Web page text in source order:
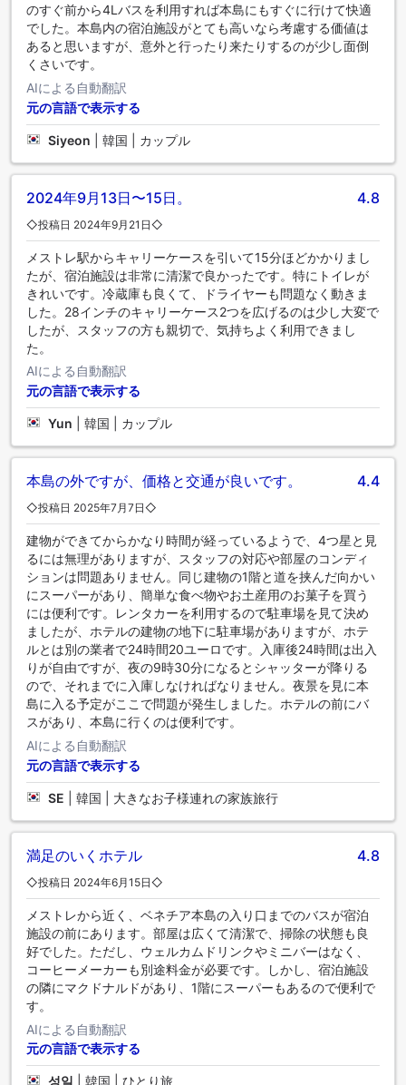
のすぐ前から4Lバスを利用すれば本島にもすぐに行けて快適
でした。本島内の宿泊施設がとても高いなら考慮する価値は
あると思いますが、意外と行ったり来たりするのが少し面倒
くさいです。
AIによる自動翻訳
元の言語で表示する
Siyeon 韓国 | カップル
2024年9月13日〜15日。 4.8
◇投稿日 2024年9月21日◇
メストレ駅からキャリーケースを引いて15分ほどかかりまし
たが、宿泊施設は非常に清潔で良かったです。特にトイレが
きれいです。冷蔵庫も良くて、ドライヤーも問題なく動きま
した。28インチのキャリーケース2つを広げるのは少し大変で
したが、スタッフの方も親切で、気持ちよく利用できまし
た。
AIによる自動翻訳
元の言語で表示する
Yun 韓国 | カップル
本島の外ですが、価格と交通が良いです。 4.4
◇投稿日 2025年7月7日◇
建物ができてからかなり時間が経っているようで、4つ星と見
るには無理がありますが、スタッフの対応や部屋のコンディ
ションは問題ありません。同じ建物の1階と道を挟んだ向かい
にスーパーがあり、簡単な食べ物やお土産用のお菓子を買う
には便利です。レンタカーを利用するので駐車場を見て決め
ましたが、ホテルの建物の地下に駐車場がありますが、ホテ
ルとは別の業者で24時間20ユーロです。入庫後24時間は出入
りが自由ですが、夜の9時30分になるとシャッターが降りる
ので、それまでに入庫しなければなりません。夜景を見に本
島に入る予定がここで問題が発生しました。ホテルの前にバ
スがあり、本島に行くのは便利です。
AIによる自動翻訳
元の言語で表示する
SE 韓国 | 大きなお子様連れの家族旅行
満足のいくホテル 4.8
◇投稿日 2024年6月15日◇
メストレから近く、ベネチア本島の入り口までのバスが宿泊
施設の前にあります。部屋は広くて清潔で、掃除の状態も良
好でした。ただし、ウェルカムドリンクやミニバーはなく、
コーヒーメーカーも別途料金が必要です。しかし、宿泊施設
の隣にマクドナルドがあり、1階にスーパーもあるので便利で
す。
AIによる自動翻訳
元の言語で表示する
성일 韓国 | ひとり旅